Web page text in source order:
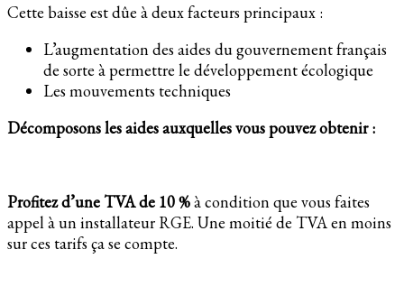
Cette baisse est dûe à deux facteurs principaux :
L’augmentation des aides du gouvernement français
de sorte à permettre le développement écologique
Les mouvements techniques
Décomposons les aides auxquelles vous pouvez obtenir :
Profitez d’une TVA de 10 %à condition que vous faites
appel à un installateur RGE. Une moitié de TVA en moins
sur ces tarifs ça se compte.